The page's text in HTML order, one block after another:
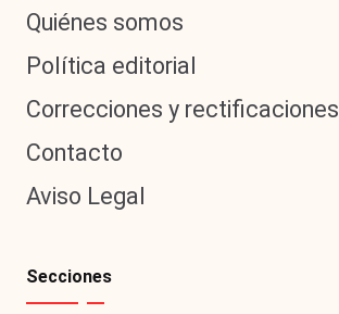
Quiénes somos
Política editorial
Correcciones y rectificaciones
Contacto
Aviso Legal
Secciones